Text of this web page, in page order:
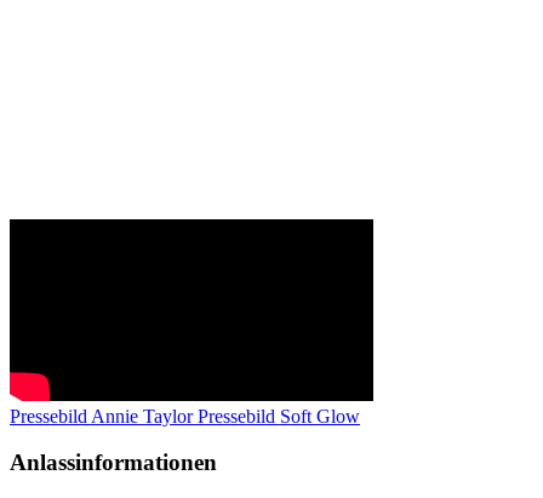
Pressebild Annie Taylor Pressebild Soft Glow
Anlassinformationen